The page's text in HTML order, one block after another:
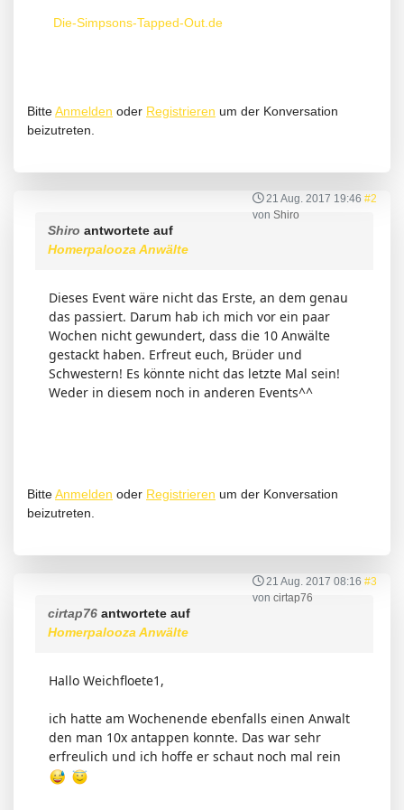
Die-Simpsons-Tapped-Out.de
BitteAnmelden oder Registrieren um der Konversation
beizutreten.
21 Aug. 2017 19:46 #2
von Shiro
Shiro antwortete auf
Homerpalooza Anwälte
Dieses Event wäre nicht das Erste, an dem genau
das passiert. Darum hab ich mich vor ein paar
Wochen nicht gewundert, dass die 10 Anwälte
gestackt haben. Erfreut euch, Brüder und
Schwestern! Es könnte nicht das letzte Mal sein!
Weder in diesem noch in anderen Events^^
BitteAnmelden oder Registrieren um der Konversation
beizutreten.
21 Aug. 2017 08:16 #3
von cirtap76
cirtap76 antwortete auf
Homerpalooza Anwälte
Hallo Weichfloete1,
ich hatte am Wochenende ebenfalls einen Anwalt
den man 10x antappen konnte. Das war sehr
erfreulich und ich hoffe er schaut noch mal rein